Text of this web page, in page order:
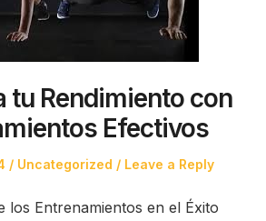
tu Rendimiento con
Efectivos
Posted
Uncategorized Leave a Reply
los Entrenamientos en el Éxito